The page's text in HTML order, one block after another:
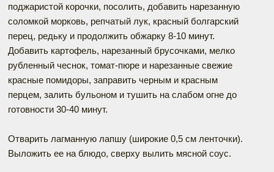
поджаристой корочки, посолить, добавить нарезанную
соломкой морковь, репчатый лук, красный болгарский
перец, редьку и продолжить обжарку 8-10 минут.
Добавить картофель, нарезанный брусочками, мелко
рубленный чеснок, томат-пюре и нарезанные свежие
красные помидоры, заправить черным и красным
перцем, залить бульоном и тушить на слабом огне до
готовности 30-40 минут.
Отварить лагманную лапшу (широкие 0,5 см ленточки).
Выложить ее на блюдо, сверху вылить мясной соус.